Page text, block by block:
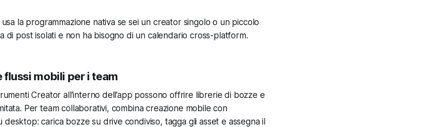
usa la programmazione nativa se sei un creator singolo o un piccolo
di post isolati e non ha bisogno di un calendario cross-platform.
flussi mobili per i team
Creator all’interno dell’app possono offrire librerie di bozze e
Per team collaborativi, combina creazione mobile con
desktop: carica bozze su drive condiviso, tagga gli asset e assegna il